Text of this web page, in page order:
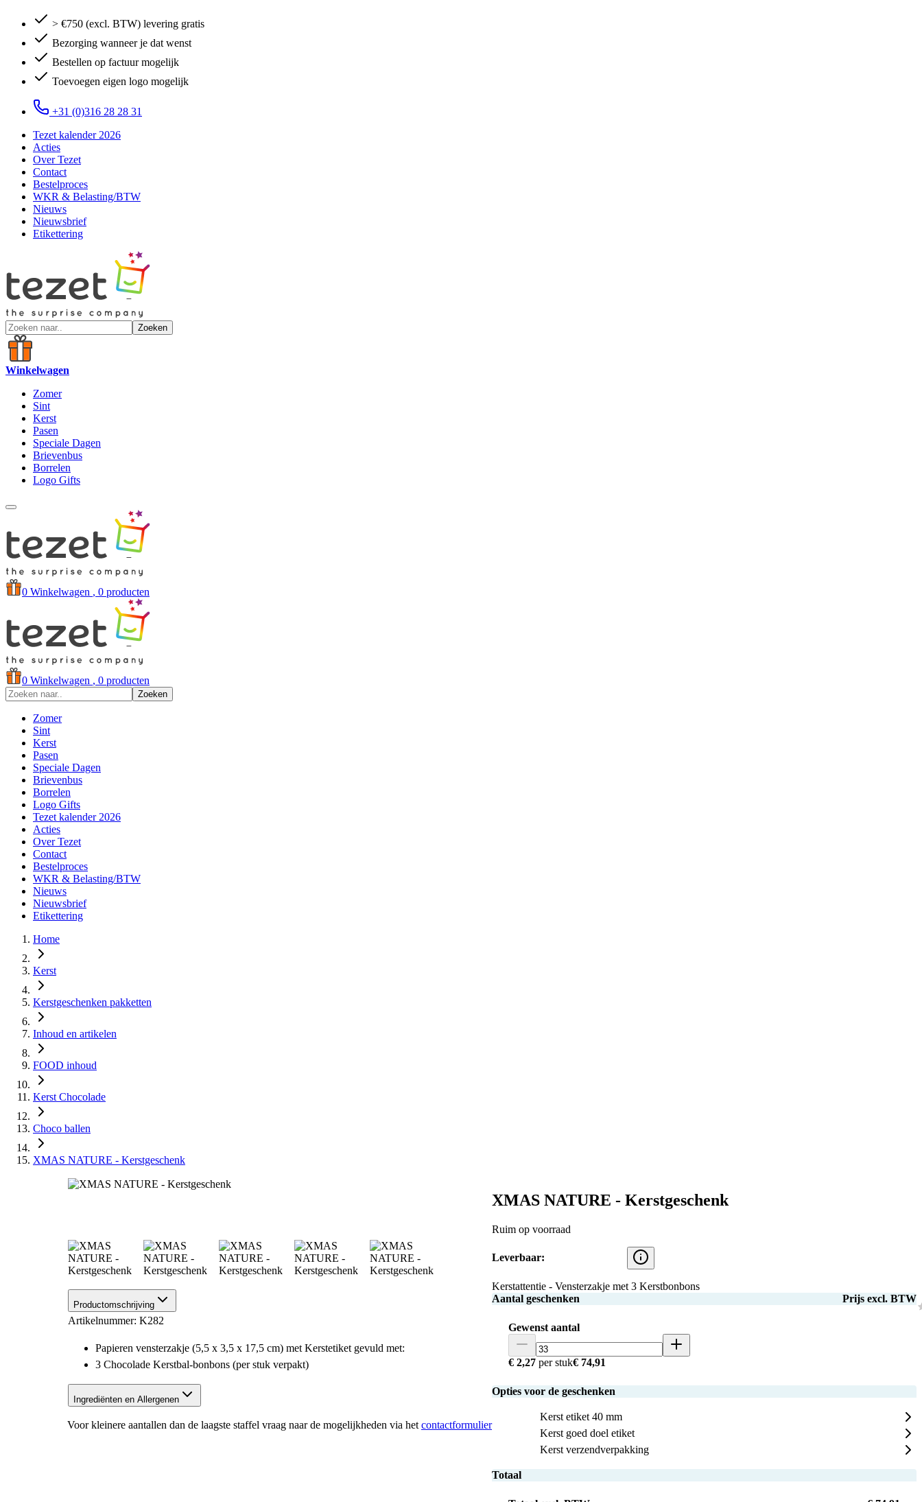
> €750 (excl. BTW) levering gratis
Bezorging wanneer je dat wenst
Bestellen op factuur mogelijk
Toevoegen eigen logo mogelijk
+31 (0)316 28 28 31
Tezet kalender 2026
Acties
Over Tezet
Contact
Bestelproces
WKR & Belasting/BTW
Nieuws
Nieuwsbrief
Etikettering
Zoeken
Winkelwagen
Zomer
Sint
Kerst
Pasen
Speciale Dagen
Brievenbus
Borrelen
Logo Gifts
0 Winkelwagen , 0 producten
0 Winkelwagen , 0 producten
Zoeken
Zomer
Sint
Kerst
Pasen
Speciale Dagen
Brievenbus
Borrelen
Logo Gifts
Tezet kalender 2026
Acties
Over Tezet
Contact
Bestelproces
WKR & Belasting/BTW
Nieuws
Nieuwsbrief
Etikettering
Home
Kerst
Kerstgeschenken pakketten
Inhoud en artikelen
FOOD inhoud
Kerst Chocolade
Choco ballen
XMAS NATURE - Kerstgeschenk
XMAS NATURE - Kerstgeschenk
Ruim op voorraad
Leverbaar:
Kerstattentie - Vensterzakje met 3 Kerstbonbons
Aantal geschenken
Prijs excl. BTW
Gewenst aantal
€ 2,27 per stuk€ 74,91
Opties voor de geschenken
Kerst etiket 40 mm
Kerst goed doel etiket
Kerst verzendverpakking
Totaal
Productomschrijving
Artikelnummer: K282
Papieren vensterzakje (5,5 x 3,5 x 17,5 cm) met Kerstetiket gevuld met:
3 Chocolade Kerstbal-bonbons (per stuk verpakt)
Ingrediënten en Allergenen
Voor kleinere aantallen dan de laagste staffel vraag naar de mogelijkheden via het contactformulier